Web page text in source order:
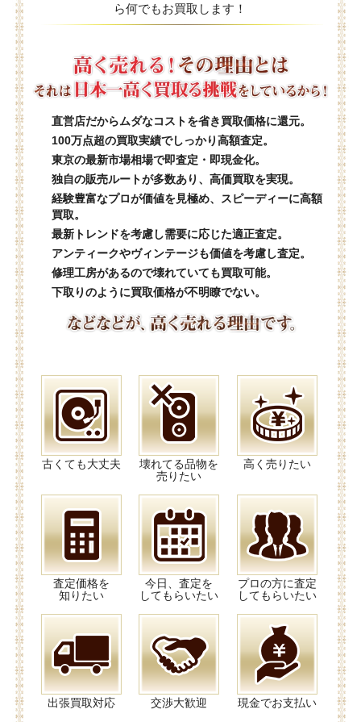
ら何でもお買取します！
直営店だからムダなコストを省き買取価格に還元。
100万点超の買取実績でしっかり高額査定。
東京の最新市場相場で即査定・即現金化。
独自の販売ルートが多数あり、高価買取を実現。
経験豊富なプロが価値を見極め、スピーディーに高額
買取。
最新トレンドを考慮し需要に応じた適正査定。
アンティークやヴィンテージも価値を考慮し査定。
修理工房があるので壊れていても買取可能。
下取りのように買取価格が不明瞭でない。
古くても大丈夫
壊れてる品物を
売りたい
高く売りたい
査定価格を
知りたい
今日、査定を
してもらいたい
プロの方に査定
してもらいたい
出張買取対応 交渉大歓迎 現金でお支払い